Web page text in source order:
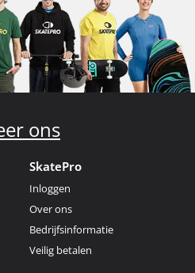
ons
SkatePro
Inloggen
Over ons
Bedrijfsinformatie
Veilig betalen